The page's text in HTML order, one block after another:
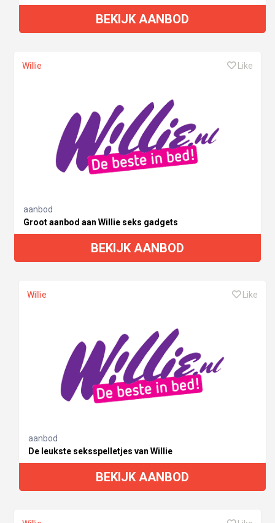
BEKIJK AANBOD
Willie Like
aanbod
Groot aanbod aan Willie seks gadgets
BEKIJK AANBOD
Willie Like
aanbod
De leukste seksspelletjes van Willie
BEKIJK AANBOD